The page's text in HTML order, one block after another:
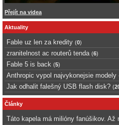
Přejít na videa
Aktuality
Fable uz len za kredity (0)
zranitelnost ac routerů tenda (6)
Fable 5 is back (5)
Anthropic vypol najvykonejsie
Jak odhalit falešný USB flash disk? (
Články
Táto kapela má milióny fanúšikov. Až